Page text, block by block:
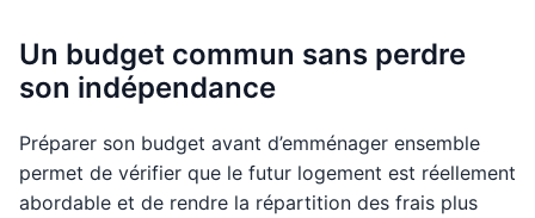
Un budget commun sans perdre
son indépendance
Préparer son budget avant d’emménager ensemble
permet de vérifier que le futur logement est réellement
abordable et de rendre la répartition des frais plus